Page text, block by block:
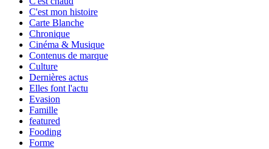
C'est mon histoire
Carte Blanche
Chronique
Cinéma & Musique
Contenus de marque
Culture
Dernières actus
Elles font l'actu
Evasion
Famille
featured
Fooding
Forme